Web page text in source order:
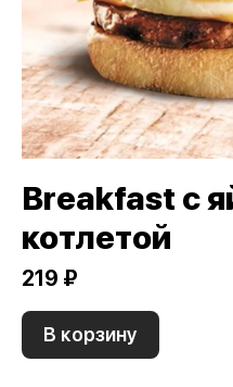
Breakfast с
котлетой
219 ₽
В корзину